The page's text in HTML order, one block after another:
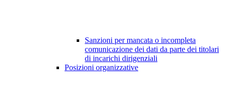
Sanzioni per mancata o incompleta
comunicazione dei dati da parte dei titolari
di incarichi dirigenziali
Posizioni organizzative